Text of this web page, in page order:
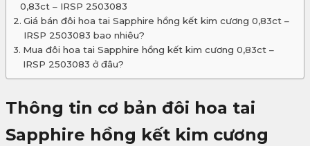
0,83ct – IRSP 2503083
Giá bán đôi hoa tai Sapphire hồng kết kim cương 0,83ct –
IRSP 2503083 bao nhiêu?
Mua đôi hoa tai Sapphire hồng kết kim cương 0,83ct –
IRSP 2503083 ở đâu?
Thông tin cơ bản đôi hoa tai
Sapphire hồng kết kim cương